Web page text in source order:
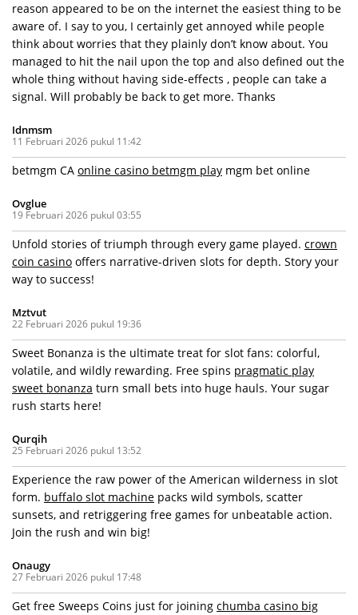
reason appeared to be on the internet the easiest thing to be
aware of. I say to you, I certainly get annoyed while people
think about worries that they plainly don’t know about. You
managed to hit the nail upon the top and also defined out the
whole thing without having side-effects , people can take a
signal. Will probably be back to get more. Thanks
Idnmsm
11 Februari 2026 pukul 11:42
betmgm CA online casino betmgm play mgm bet online
Ovglue
19 Februari 2026 pukul 03:55
Unfold stories of triumph through every game played. crown
coin casino offers narrative-driven slots for depth. Story your
way to success!
Mztvut
22 Februari 2026 pukul 19:36
Sweet Bonanza is the ultimate treat for slot fans: colorful,
volatile, and wildly rewarding. Free spins pragmatic play
sweet bonanza turn small bets into huge hauls. Your sugar
rush starts here!
Qurqih
25 Februari 2026 pukul 13:52
Experience the raw power of the American wilderness in slot
form. buffalo slot machine packs wild symbols, scatter
sunsets, and retriggering free games for unbeatable action.
Join the rush and win big!
Onaugy
27 Februari 2026 pukul 17:48
Get free Sweeps Coins just for joining chumba casino big